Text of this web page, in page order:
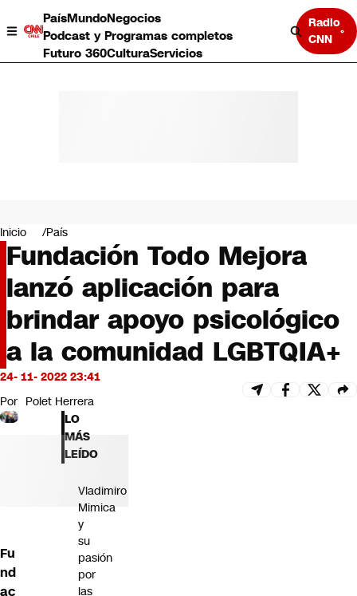
PaísMundoNegocios
Podcast y Programas completos
Futuro 360CulturaServicios
Radio
CNN
Negocios
Deportes
Programas completos
Cultura
Servicios
Bits
CNN tiempo
Futuro 360
Inicio País
Fundación Todo Mejora
lanzó aplicación para
brindar apoyo psicológico
a la comunidad LGBTQIA+
24- 11- 2022 23:41
Por Polet Herrera
Fu
nd
ac
LO
MÁS
LEÍDO
Vladimiro
Mimica
y
su
pasión
por
las